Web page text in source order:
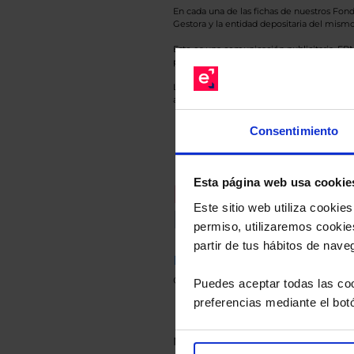
Consentimiento
Esta página web usa
Este sitio web utiliza
permiso, utilizaremos
partir de tus hábitos de
Puedes aceptar todas las
preferencias mediante el
En cada una de las fichas de nuestros
Gestora y la entidad depositaria del
Esto es una comunicación publicitaria.
para el inversor antes de tomar una
Los datos de rentabilidad mostrados
anterior a Valor Liquidativo actual con
Le
Descárguese el archivo
de sus alternativas de